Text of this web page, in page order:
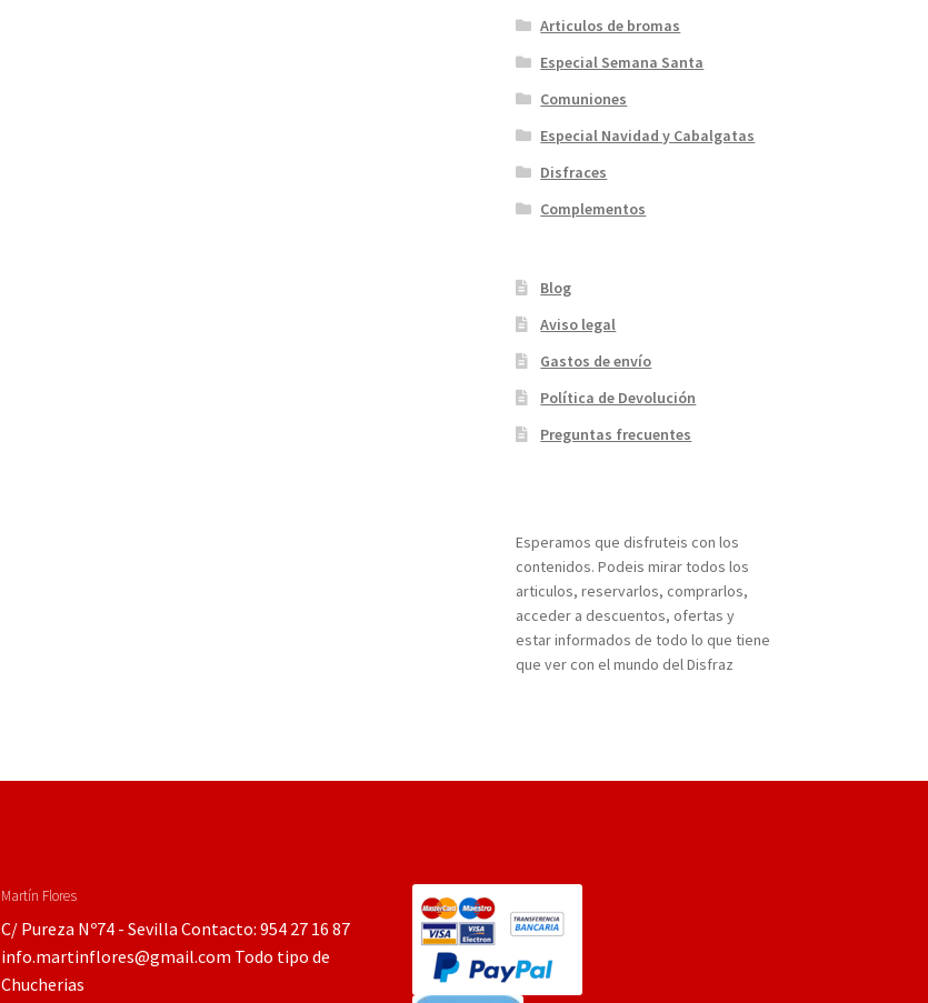
Articulos de bromas
Especial Semana Santa
Comuniones
Especial Navidad y Cabalgatas
Disfraces
Complementos
Blog
Aviso legal
Gastos de envío
Política de Devolución
Preguntas frecuentes
Esperamos que disfruteis con los
contenidos. Podeis mirar todos los
articulos, reservarlos, comprarlos,
acceder a descuentos, ofertas y
estar informados de todo lo que tiene
que ver con el mundo del Disfraz
Martín Flores
C/ Pureza Nº74 - Sevilla Contacto: 954 27 16 87
info.martinflores@gmail.com Todo tipo de
Chucherias